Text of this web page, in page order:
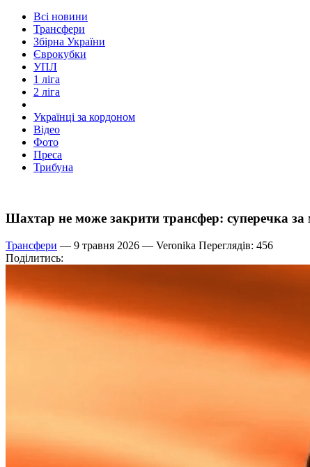
Всі новини
Трансфери
Збірна України
Єврокубки
УПЛ
1 ліга
2 ліга
Українці за кордоном
Відео
Фото
Преса
Трибуна
Шахтар не може закрити трансфер: суперечка за
Трансфери — 9 травня 2026 — Veronika Переглядів: 456
Поділитись: